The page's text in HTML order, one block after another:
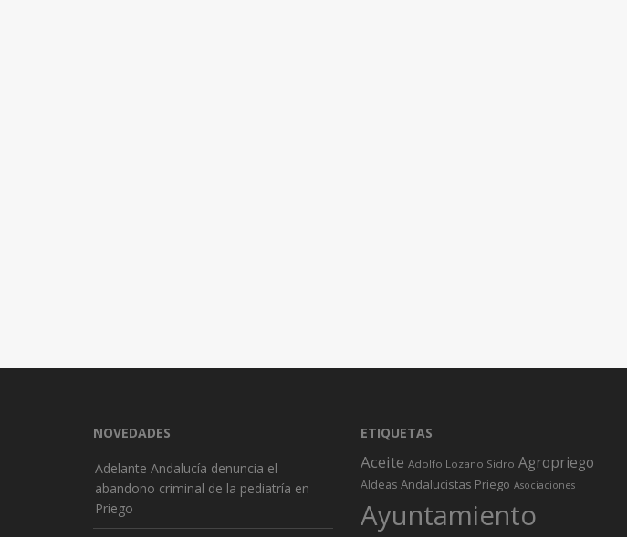
NOVEDADES
Adelante Andalucía denuncia el
abandono criminal de la pediatría en
Priego
ETIQUETAS
Aceite Adolfo Lozano Sidro Agropriego
Aldeas Andalucistas Priego Asociaciones
Ayuntamiento